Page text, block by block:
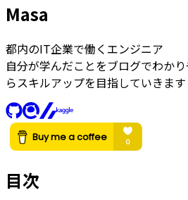
Masa
都内のIT企業で働くエンジニア
自分が学んだことをブログでわか
らスキルアップを目指していきます
目次